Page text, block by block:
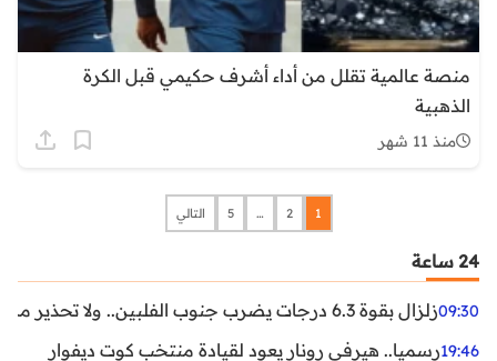
منصة عالمية تقلل من أداء أشرف حكيمي قبل الكرة
الذهبية
منذ 11 شهر
1
2
…
5 التالي
24 ساعة
09:30زلزال بقوة 6.3 درجات يضرب جنوب الفلبين.. ولا تحذير من تسونامي حتى الآن
19:46رسميا.. هيرفي رونار يعود لقيادة منتخب كوت ديفوار